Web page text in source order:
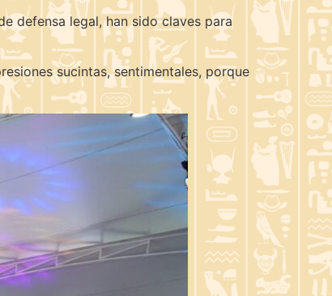
defensa legal, han sido claves para
sucintas, sentimentales, porque